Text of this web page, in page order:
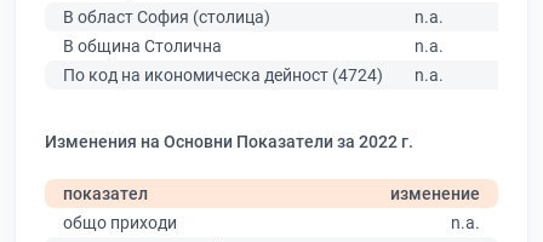
В област София (столица)
n.a.
В община Столична
n.a.
По код на икономическа дейност (4724)
n.a.
Изменения на Основни Показатели за 2022 г.
показател
изменение
общо приходи
n.a.